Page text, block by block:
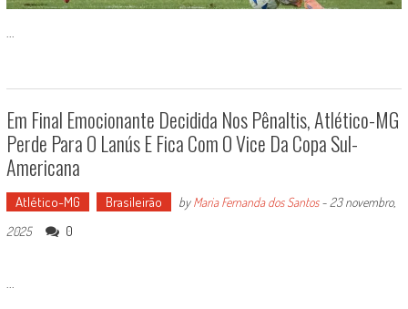
...
Em Final Emocionante Decidida Nos Pênaltis, Atlético-MG
Perde Para O Lanús E Fica Com O Vice Da Copa Sul-
Americana
Atlético-MG Brasileirão byMaria Fernanda dos Santos- 23 novembro,
2025
0
...